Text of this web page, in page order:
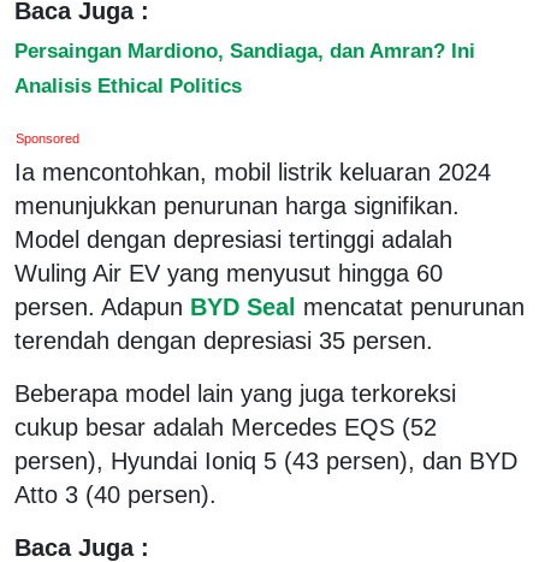
Baca Juga :
Persaingan Mardiono, Sandiaga, dan Amran? Ini
Analisis Ethical Politics
Sponsored
Ia mencontohkan, mobil listrik keluaran 2024
menunjukkan penurunan harga signifikan.
Model dengan depresiasi tertinggi adalah
Wuling Air EV yang menyusut hingga 60
persen. Adapun BYD Seal mencatat penurunan
terendah dengan depresiasi 35 persen.
Beberapa model lain yang juga terkoreksi
cukup besar adalah Mercedes EQS (52
persen), Hyundai Ioniq 5 (43 persen), dan BYD
Atto 3 (40 persen).
Baca Juga :